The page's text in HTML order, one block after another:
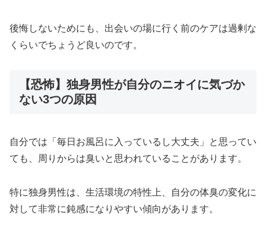
後悔しないためにも、出会いの場に行く前のケアは過剰な
くらいでちょうど良いのです。
【恐怖】独身男性が自分のニオイに気づか
ない3つの原因
自分では「毎日お風呂に入っているし大丈夫」と思ってい
ても、周りからは臭いと思われていることがあります。
特に独身男性は、生活環境の特性上、自分の体臭の変化に
対して非常に鈍感になりやすい傾向があります。